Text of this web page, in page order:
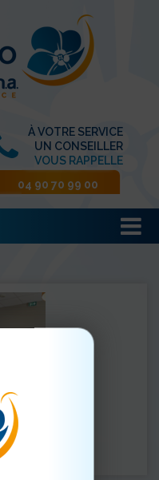
À VOTRE SERVICE
UN CONSEILLER
VOUS RAPPELLE
04 90 70 99 00